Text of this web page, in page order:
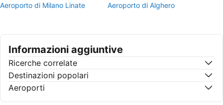
Aeroporto di Milano Linate
Aeroporto di Alghero
Informazioni aggiuntive
Ricerche correlate
Destinazioni popolari
Aeroporti